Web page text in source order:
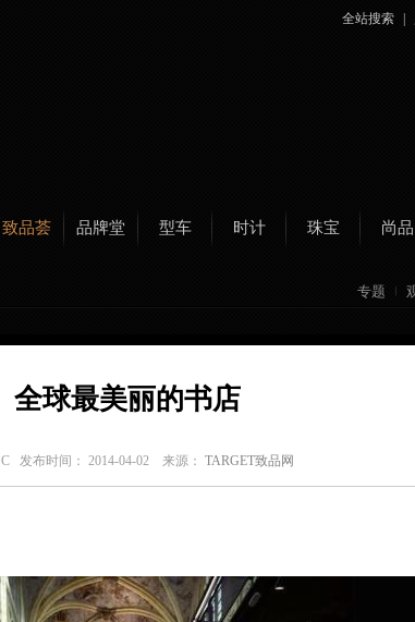
全站搜索
致品荟 品牌堂 型车 时计 珠宝 尚品
专题
全球最美丽的书店
C 发布时间： 2014-04-02 来源： TARGET致品网